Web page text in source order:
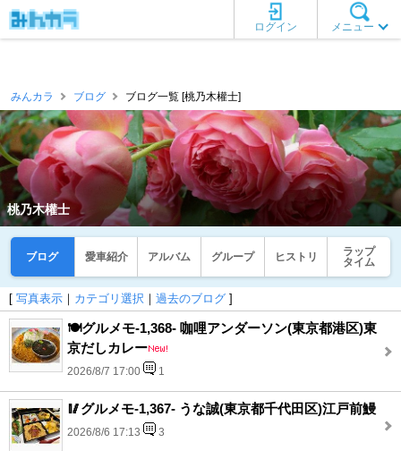
メニュー
ログイン
みんカラ ブログ ブログ一覧 [桃乃木權士]
桃乃木權士
ブログ 愛車紹介 アルバム グループ ヒストリ
ラップ
タイム
[ 写真表示 ｜ カテゴリ選択 ｜ 過去のブログ ]
🍽️グルメモ-1,368- 咖哩アンダーソン(東京都港区)東
京だしカレー
2026/8/7 17:00 1
🥢グルメモ-1,367- うな誠(東京都千代田区)江戸前鰻
2026/8/6 17:13 3